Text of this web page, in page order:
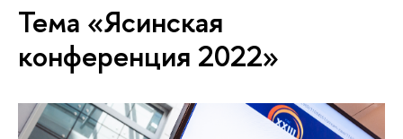
Тема «Ясинская
конференция 2022»